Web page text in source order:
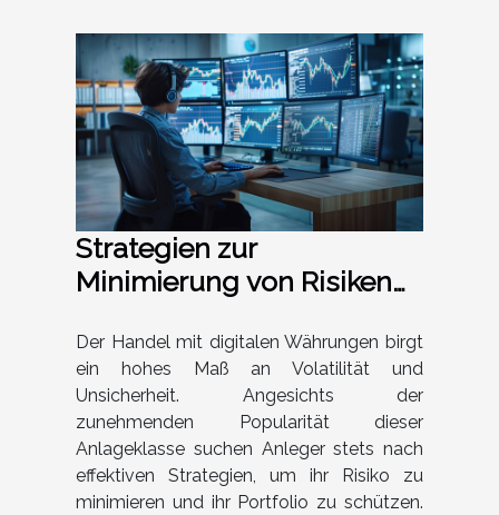
Strategien zur
Minimierung von Risiken
Währungen
Der Handel mit digitalen Währungen birgt
ein hohes Maß an Volatilität und
Unsicherheit. Angesichts der
zunehmenden Popularität dieser
Anlageklasse suchen Anleger stets nach
effektiven Strategien, um ihr Risiko zu
minimieren und ihr Portfolio zu schützen.